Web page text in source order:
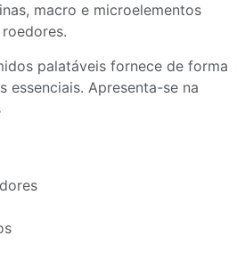
macro e microelementos
palatáveis fornece de forma
essenciais. Apresenta-se na